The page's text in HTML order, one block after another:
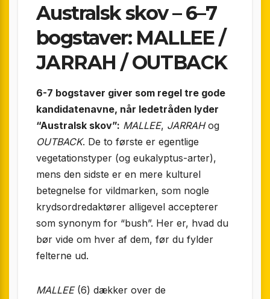
Australsk skov – 6–7
bogstaver: MALLEE /
JARRAH / OUTBACK
6-7 bogstaver giver som regel tre gode
kandidatenavne, når ledetråden lyder
“Australsk skov”: MALLEE, JARRAHog
OUTBACK. De to første er egentlige
vegetationstyper (og eukalyptus-arter),
mens den sidste er en mere kulturel
betegnelse for vildmarken, som nogle
krydsord­redaktører alligevel accepterer
som synonym for “bush”. Her er, hvad du
bør vide om hver af dem, før du fylder
felterne ud.
MALLEE(6) dækker over de